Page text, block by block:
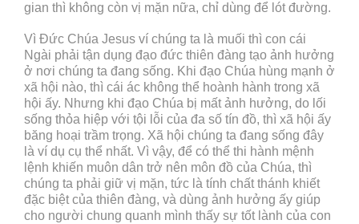
gian thì không còn vị mặn nữa, chỉ dùng để lót đường.
Vì Đức Chúa Jesus ví chúng ta là muối thì con cái
Ngài phải tận dụng đạo đức thiên đàng tạo ảnh hưởng
ở nơi chúng ta đang sống. Khi đạo Chúa hùng mạnh ở
xã hội nào, thì cái ác không thể hoành hành trong xã
hội ấy. Nhưng khi đạo Chúa bị mất ảnh hưởng, do lối
sống thỏa hiệp với tội lỗi của đa số tín đồ, thì xã hội ấy
băng hoại trầm trọng. Xã hội chúng ta đang sống đây
là ví dụ cụ thể nhất. Vì vậy, để có thể thi hành mệnh
lệnh khiến muôn dân trở nên môn đồ của Chúa, thì
chúng ta phải giữ vị mặn, tức là tính chất thánh khiết
đặc biệt của thiên đàng, và dùng ảnh hưởng ấy giúp
cho người chung quanh mình thấy sự tốt lành của con